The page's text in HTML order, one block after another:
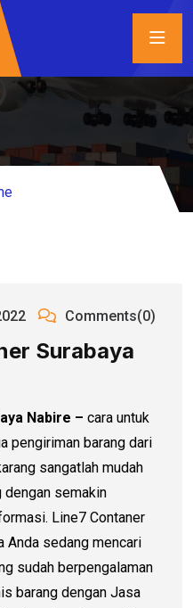
Comments(0)
Surabaya
Nabire – cara untuk
pengiriman barang dari
sangatlah mudah
dengan semakin
Line7 Contaner
Anda sedang mencari
sudah berpengalaman
barang dengan Jasa